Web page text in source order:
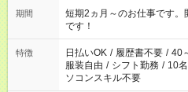
※週最低15時間以上の勤務
期間
短期2ヵ月～のお仕事です
です！
特徴 日払いOK / 履歴書不要 / 40
服装自由 / シフト勤務 / 10
ソコンスキル不要